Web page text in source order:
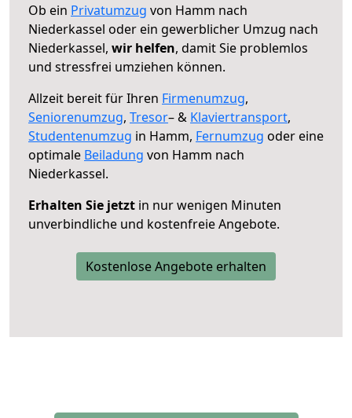
Ob ein Privatumzug von Hamm nach
Niederkassel oder ein gewerblicher Umzug nach
Niederkassel, wir helfen, damit Sie problemlos
und stressfrei umziehen können.
Allzeit bereit für Ihren Firmenumzug,
Seniorenumzug, Tresor– & Klaviertransport,
Studentenumzug in Hamm, Fernumzug oder eine
optimale Beiladung von Hamm nach
Niederkassel.
Erhalten Sie jetzt in nur wenigen Minuten
unverbindliche und kostenfreie Angebote.
Kostenlose Angebote erhalten